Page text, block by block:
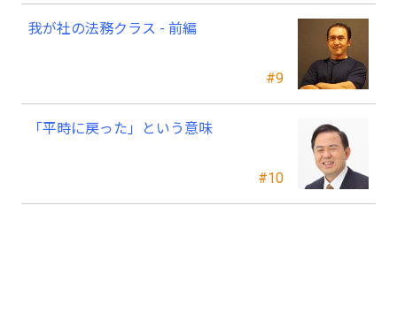
#9
我が社の法務クラス - 前編
#10
「平時に戻った」という意味